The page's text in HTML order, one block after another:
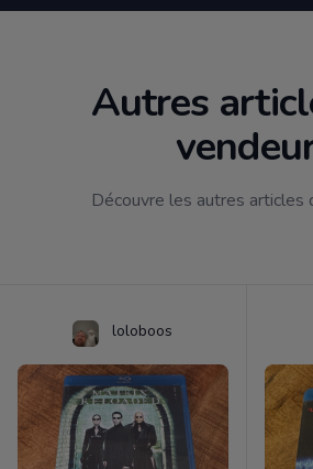
Autres
Découvre les autres articles
loloboos